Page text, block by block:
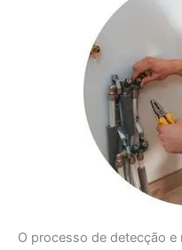
O processo de detecção